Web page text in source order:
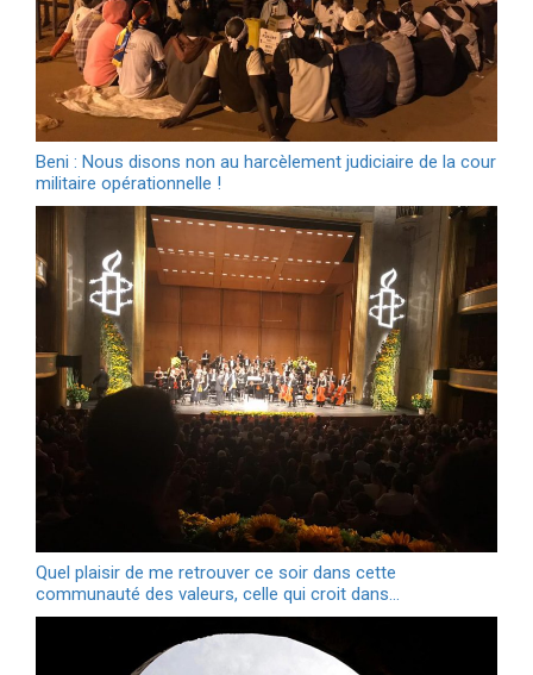
Beni : Nous disons non au harcèlement judiciaire de la cour
militaire opérationnelle !
Quel plaisir de me retrouver ce soir dans cette
communauté des valeurs, celle qui croit dans…